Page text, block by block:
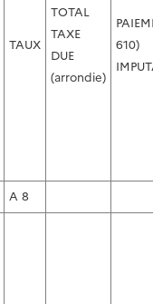
TAUX
TOTAL
TAXE
DUE
(arrondie)
610)
A 8